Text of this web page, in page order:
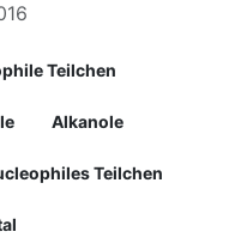
Teilchen
Alkanole
Teilchen